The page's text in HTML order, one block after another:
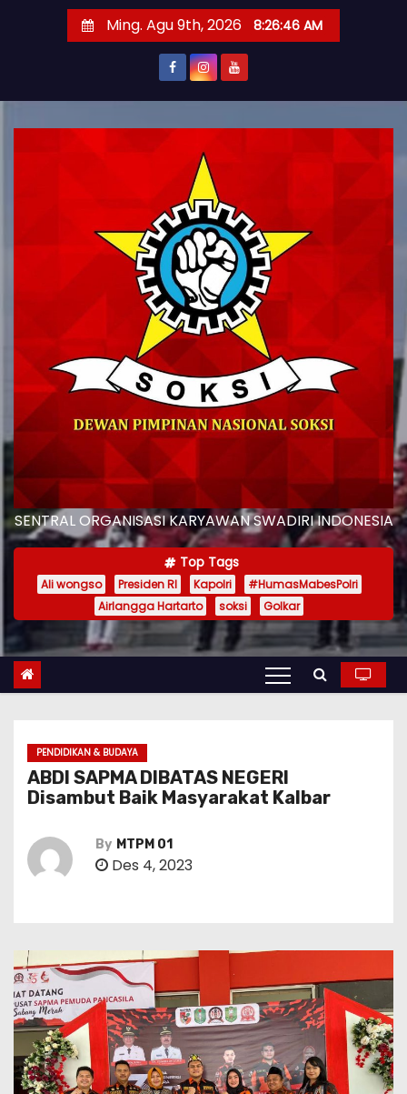
Ming. Agu 9th, 2026 8:26:47 AM
SENTRAL ORGANISASI KARYAWAN SWADIRI INDONESIA
Top Tags
Ali wongso Presiden RI Kapolri
#HumasMabesPolri
Airlangga Hartarto
soksi Golkar
PENDIDIKAN & BUDAYA
ABDI SAPMA DIBATAS NEGERI
Disambut Baik Masyarakat Kalbar
By MTPM 01
Des 4, 2023